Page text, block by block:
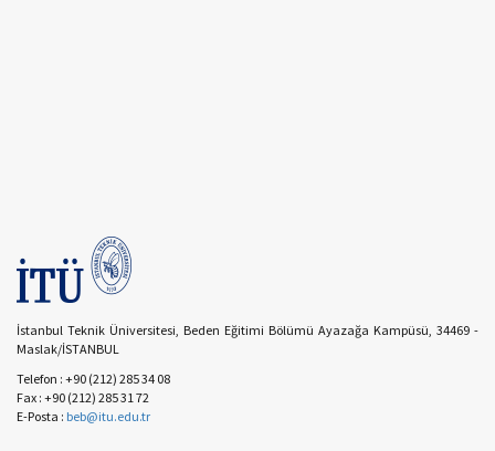
İstanbul Teknik Üniversitesi, Beden Eğitimi Bölümü Ayazağa Kampüsü, 34469 -
Maslak/İSTANBUL
Telefon : +90 (212) 285 34 08
Fax : +90 (212) 285 31 72
E-Posta : beb@itu.edu.tr